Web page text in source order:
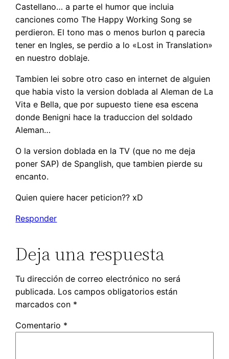
Castellano… a parte el humor que incluia
canciones como The Happy Working Song se
perdieron. El tono mas o menos burlon q parecia
tener en Ingles, se perdio a lo «Lost in Translation»
en nuestro doblaje.
Tambien lei sobre otro caso en internet de alguien
que habia visto la version doblada al Aleman de La
Vita e Bella, que por supuesto tiene esa escena
donde Benigni hace la traduccion del soldado
Aleman…
O la version doblada en la TV (que no me deja
poner SAP) de Spanglish, que tambien pierde su
encanto.
Quien quiere hacer peticion?? xD
Responder
Deja una respuesta
Tu dirección de correo electrónico no será
publicada. Los campos obligatorios están
marcados con *
Comentario *